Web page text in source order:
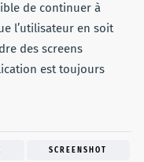
de continuer à
l’utilisateur en soit
des screens
est toujours
SCREENSHOT